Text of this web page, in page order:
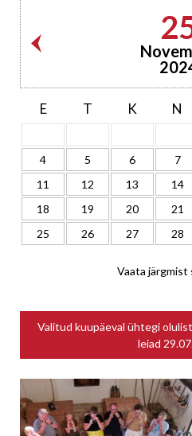
E T K N
4
5 6 7
11
12 13 14
18
19 20 21
25
26 27 28
Vaata järgmist
Valitud kuupäeval ühtegi
leiad